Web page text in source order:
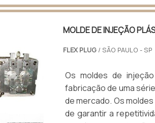
MOLDE DE INJEÇÃO
FLEX PLUG/ SÃO PAULO - SP
Os moldes de
fabricação de uma
de mercado. Os
de garantir a